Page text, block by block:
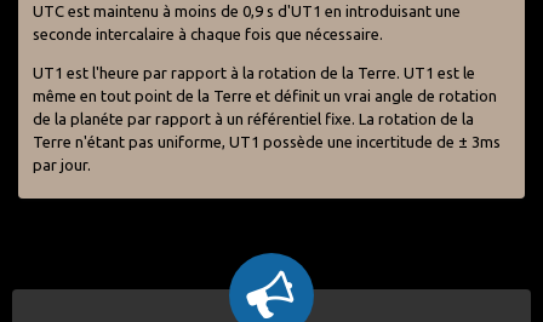
UTC est maintenu à moins de 0,9 s d'UT1 en introduisant une
seconde intercalaire à chaque fois que nécessaire.
UT1 est l'heure par rapport à la rotation de la Terre. UT1 est le
même en tout point de la Terre et définit un vrai angle de rotation
de la planéte par rapport à un référentiel fixe. La rotation de la
Terre n'étant pas uniforme, UT1 possède une incertitude de ± 3ms
par jour.